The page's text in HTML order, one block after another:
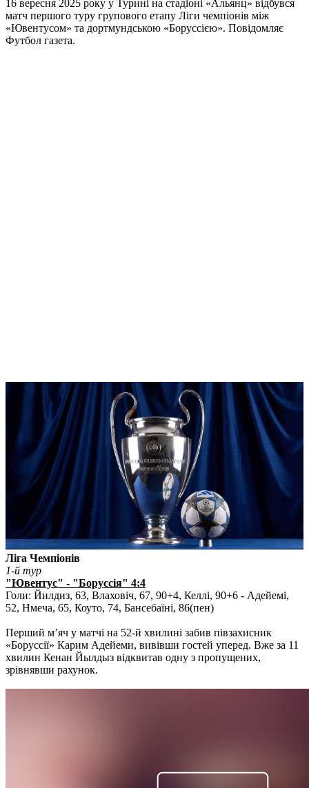
16 вересня 2025 року у Турині на стадіоні «Альянц» відбувся
матч першого туру групового етапу Ліги чемпіонів між
«Ювентусом» та дортмундською «Боруссією». Повідомляє
Футбол газета.
Ліга Чемпіонів
1-й тур
"Ювентус" - "Боруссія" 4:4
Голи: Йилдиз, 63, Влаховіч, 67, 90+4, Келлі, 90+6 - Адейемі,
52, Нмеча, 65, Коуто, 74, Бансебаїні, 86(пен)
Перший м’яч у матчі на 52-й хвилині забив півзахисник
«Боруссії» Карим Адейеми, вивівши гостей уперед. Вже за 11
хвилин Кенан Йылдыз відквитав одну з пропущених,
зрівнявши рахунок.